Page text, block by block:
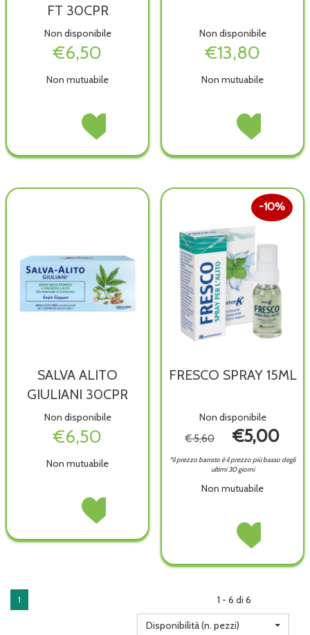
FT 30CPR
Non disponibile
€6,50
Non mutuabile
FT
è
Acquista SALVA
ALITO
FT
wishlist
Non disponibile
€13,80
Non mutuabile
è
Acquista NAF
GOCCE
wishlist
SALVA ALITO
GIULIANI 30CPR
Non disponibile
€6,50
Non mutuabile
30CPR non
Acquista SALVA
ALITO
30CPR alla
FRESCO SPRAY 15ML
Non disponibile
10%
€ 5,60 €5,00
*il prezzo barrato è il prezzo più basso degli
ultimi 30 giorni
Non mutuabile
FRESCO
è
Acquista FRESCO
SPRAY
wishlist
1 1 - 6 di 6
Disponibilità (n. pezzi)